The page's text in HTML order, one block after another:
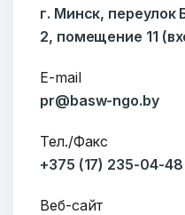
г. Минск, переулок
2, помещение 11
E-mail
pr@basw-ngo.by
Тел./Факс
+375 (17) 235-04-48
Веб-сайт